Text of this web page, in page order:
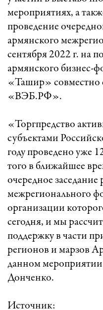
мероприятиях, а
проведение
армянского
сентября 2022 г. на
армянского бизнес-
«Ташир» совместно
«ВЭБ.РФ».
«Торгпредство
субъектами
году проведено уже
того в ближайшее
очередное
межрегионального
организации
сегодня, и мы
поддержку в части
регионов и марзов
данном
Донченко.
Источник: